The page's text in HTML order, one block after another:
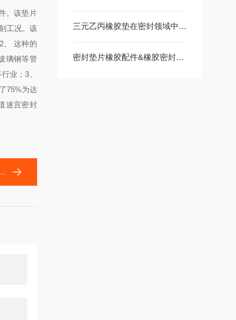
三元乙丙橡胶垫在密封领域中的应用有哪些？
密封垫片橡胶配件&橡胶密封圈&橡胶油封&橡胶缓冲件&...
。该垫片
工况。该
、 这种的
璃钢等管
业；3、
75%为达
迷宫密封